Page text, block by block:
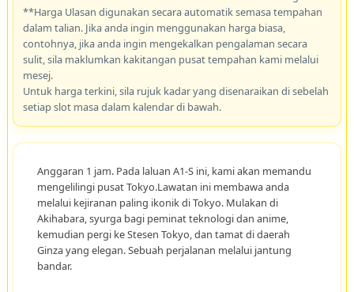
**Harga Ulasan digunakan secara automatik semasa tempahan
dalam talian. Jika anda ingin menggunakan harga biasa,
contohnya, jika anda ingin mengekalkan pengalaman secara
sulit, sila maklumkan kakitangan pusat tempahan kami melalui
mesej.
Untuk harga terkini, sila rujuk kadar yang disenaraikan di sebelah
setiap slot masa dalam kalendar di bawah.
Anggaran 1 jam. Pada laluan A1-S ini, kami akan memandu
mengelilingi pusat Tokyo.Lawatan ini membawa anda
melalui kejiranan paling ikonik di Tokyo. Mulakan di
Akihabara, syurga bagi peminat teknologi dan anime,
kemudian pergi ke Stesen Tokyo, dan tamat di daerah
Ginza yang elegan. Sebuah perjalanan melalui jantung
bandar.